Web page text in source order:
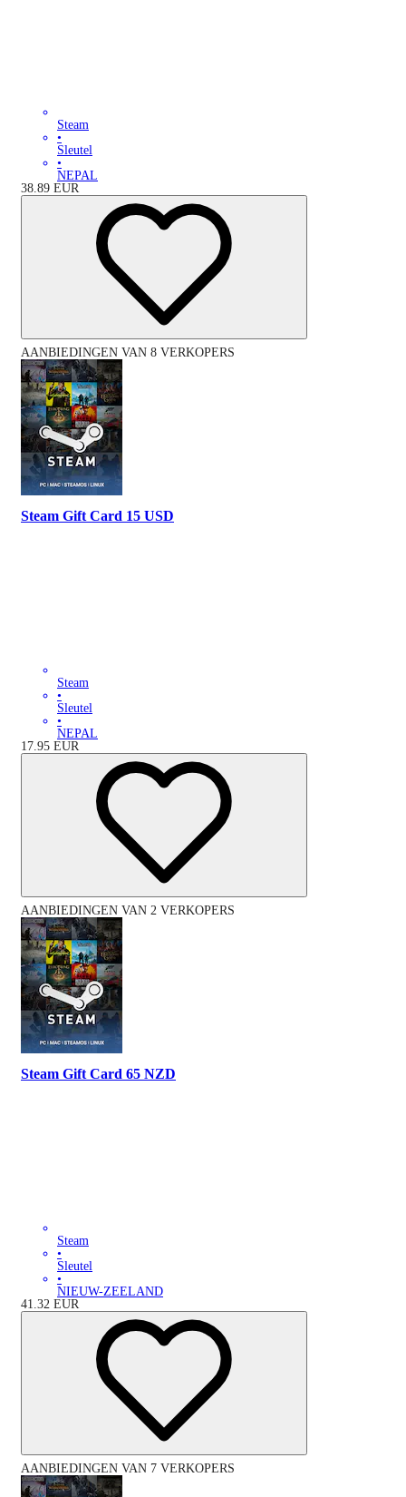
Steam
•
Sleutel
•
NEPAL
38.89 EUR
AANBIEDINGEN VAN 8 VERKOPERS
Steam Gift Card 15 USD
Steam
•
Sleutel
•
NEPAL
17.95 EUR
AANBIEDINGEN VAN 2 VERKOPERS
Steam Gift Card 65 NZD
Steam
•
Sleutel
•
NIEUW-ZEELAND
41.32 EUR
AANBIEDINGEN VAN 7 VERKOPERS